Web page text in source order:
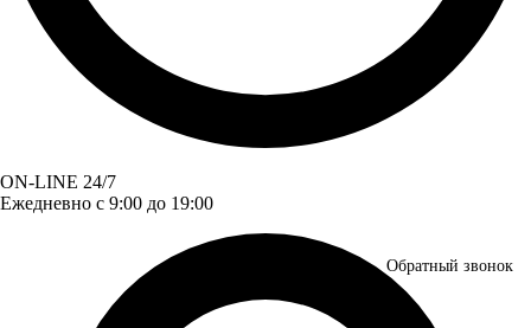
ON-LINE 24/7
Ежедневно с 9:00 до 19:00
Обратный звонок